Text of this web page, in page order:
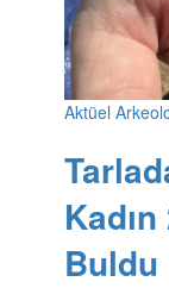
Aktüel
Buldu